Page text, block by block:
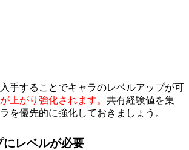
手することでキャラのレベルアップが可
上がり強化されます。 共有経験値を集
を優先的に強化しておきましょう。
にレベルが必要